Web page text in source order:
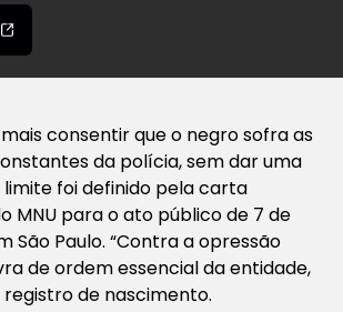
consentir que o negro sofra as
da polícia, sem dar uma
limite foi definido pela carta
MNU para o ato público de 7 de
São Paulo. “Contra a opressão
de ordem essencial da entidade,
de nascimento.